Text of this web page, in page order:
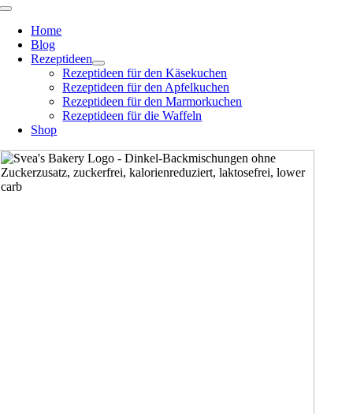
Zum
Inhalt
springen
Toggle
Navigation
Home
Blog
Rezeptideen
Rezeptideen für den Käsekuchen
Rezeptideen für den Apfelkuchen
Rezeptideen für den Marmorkuchen
Rezeptideen für die Waffeln
Shop